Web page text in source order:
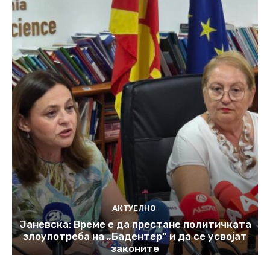
АКТУЕЛНО
Јаневска: Време е да престане политичката
злоупотреба на „Бадентер“ и да се усвојат
законите